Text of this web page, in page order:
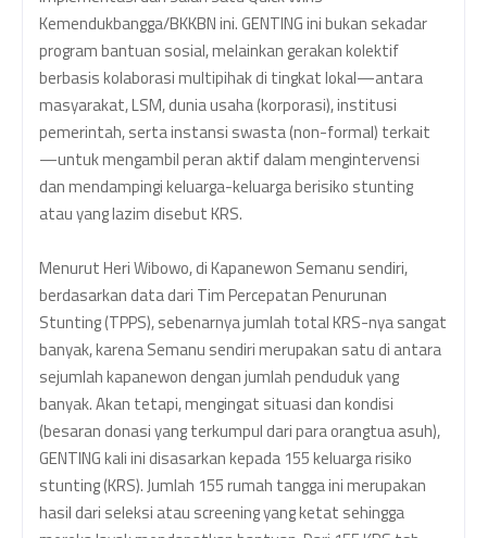
Kemendukbangga/BKKBN ini. GENTING ini bukan sekadar
program bantuan sosial, melainkan gerakan kolektif
berbasis kolaborasi multipihak di tingkat lokal—antara
masyarakat, LSM, dunia usaha (korporasi), institusi
pemerintah, serta instansi swasta (non-formal) terkait
—untuk mengambil peran aktif dalam mengintervensi
dan mendampingi keluarga-keluarga berisiko stunting
atau yang lazim disebut KRS.
Menurut Heri Wibowo, di Kapanewon Semanu sendiri,
berdasarkan data dari Tim Percepatan Penurunan
Stunting (TPPS), sebenarnya jumlah total KRS-nya sangat
banyak, karena Semanu sendiri merupakan satu di antara
sejumlah kapanewon dengan jumlah penduduk yang
banyak. Akan tetapi, mengingat situasi dan kondisi
(besaran donasi yang terkumpul dari para orangtua asuh),
GENTING kali ini disasarkan kepada 155 keluarga risiko
stunting (KRS). Jumlah 155 rumah tangga ini merupakan
hasil dari seleksi atau screening yang ketat sehingga